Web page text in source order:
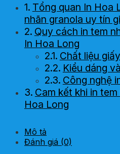
Tổng quan In Hoa
nhãn granola uy tín
Quy cách in tem
In Hoa Long
Chất liệu
Kiểu dáng
Công nghệ
Cam kết khi in
Hoa Long
Mô tả
Đánh giá (0)